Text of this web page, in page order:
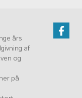
års
af
og
på